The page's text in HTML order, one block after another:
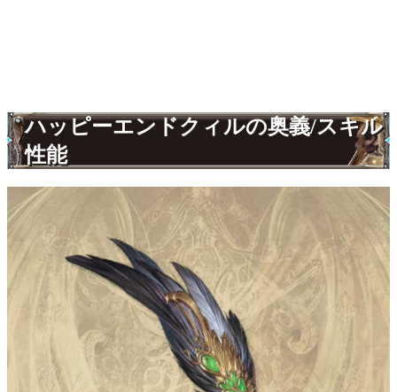
ハッピーエンドクィルの奥義/スキル
性能